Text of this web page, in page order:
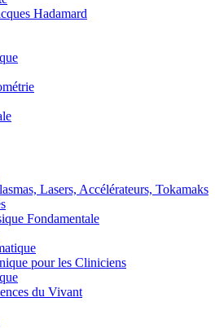
Hadamard
Lasers, Accélérateurs, Tokamaks
Fondamentale
pour les Cliniciens
du Vivant